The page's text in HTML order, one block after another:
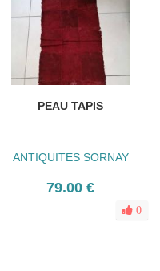
PEAU TAPIS
ANTIQUITES SORNAY
79.00 €
0